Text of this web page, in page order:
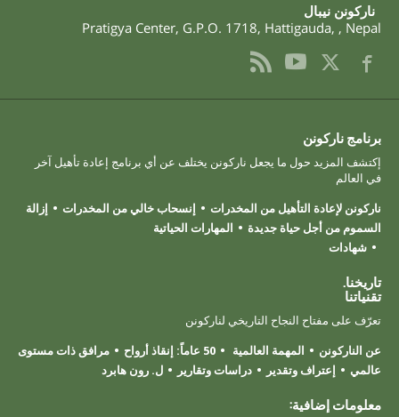
ناركونن نيبال
Pratigya Center, G.P.O. 1718, Hattigauda, , Nepal
برنامج ناركونن
إكتشف المزيد حول ما يجعل ناركونن يختلف عن أي برنامج إعادة تأهيل آخر
في العالم
ناركونن لإعادة التأهيل من المخدرات
إنسحاب خالي من المخدرات
إزالة
السموم من أجل حياة جديدة
المهارات الحياتية
شهادات
تاريخنا.
تقنياتنا
تعرّف على مفتاح النجاح التاريخي لناركونن
عن الناركونن
المهمة العالمية 50 عاماً: إنقاذ أرواح
مرافق ذات مستوى
عالمي
إعتراف وتقدير دراسات وتقارير ل. رون هابرد
معلومات إضافية: